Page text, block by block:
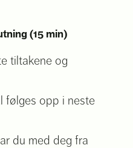
(15 min)
tiltakene og
følges opp i neste
du med deg fra